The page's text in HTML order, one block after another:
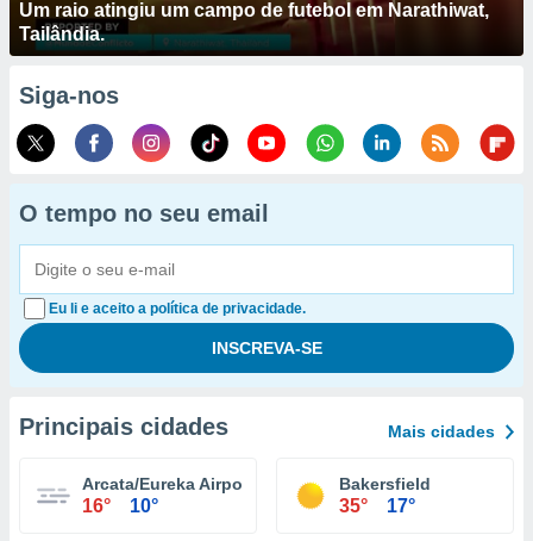
Um raio atingiu um campo de futebol em Narathiwat,
Tailândia.
Siga-nos
O tempo no seu email
Eu li e aceito a política de privacidade.
Principais cidades Mais cidades
Arcata/Eureka Airport
16° 10°
Bakersfield
35° 17°